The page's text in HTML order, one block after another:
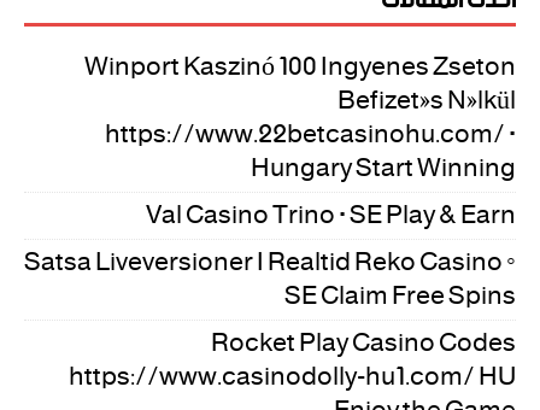
Winport Kaszinó 100 Ingyenes Zseton
Befizetés Nélkül
https://www.22betcasinohu.com/ ·
Hungary Start Winning
Val Casino Trino · SE Play & Earn
Satsa Liveversioner I Realtid Reko Casino ◦
SE Claim Free Spins
Rocket Play Casino Codes
https://www.casinodolly-hu1.com/ HU